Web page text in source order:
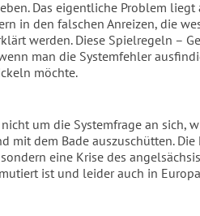
Das eigentliche Problem
in den falschen Anreizen, die
werden. Diese Spielregeln –
man die Systemfehler
möchte.
um die Systemfrage an sich,
mit dem Bade auszuschütten.
eine Krise des
ist und leider auch in